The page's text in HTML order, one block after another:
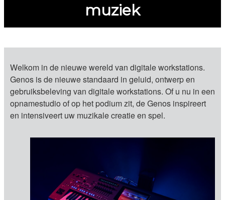
muziek
Welkom in de nieuwe wereld van digitale workstations.
Genos is de nieuwe standaard in geluid, ontwerp en
gebruiksbeleving van digitale workstations. Of u nu in een
opnamestudio of op het podium zit, de Genos inspireert
en intensiveert uw muzikale creatie en spel.